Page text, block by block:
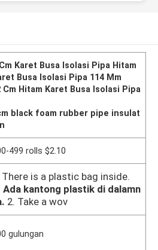
Karet Busa Isolasi Pipa Hitam
Busa Isolasi Pipa 114 Mm
Cm Hitam Karet Busa Isolasi Pipa
black foam rubber pipe insulat
499 rolls $2.10
There is a plastic bag inside.
Ada kantong plastik di dalamn
2. Take a wov
gulungan